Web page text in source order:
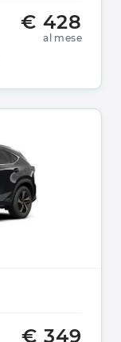
€ 428
al mese
€ 349